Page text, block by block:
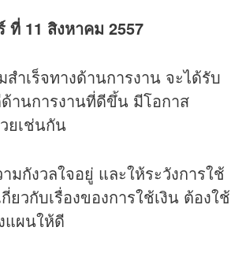
ที่ 11 สิงหาคม 2557
สำเร็จทางด้านการงาน จะได้รับ
านการงานที่ดีขึ้น มีโอกาส
ยเช่นกัน
มกังวลใจอยู่ และให้ระวังการใช้
ยวกับเรื่องของการใช้เงิน ต้องใช้
แผนให้ดี